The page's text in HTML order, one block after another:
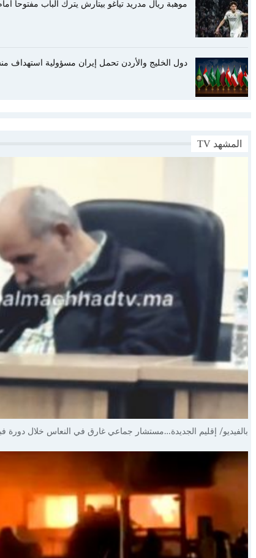
موهبة ريال مدريد تياغو بيتارش يترك الباب مفتوحاً
دول الخليج والأردن تحمل إيران مسؤولية استهداف
المشهد TV
بالفيديو/ إقليم الجديدة…مستشار جماعي غارق في النعاس خلال دورة